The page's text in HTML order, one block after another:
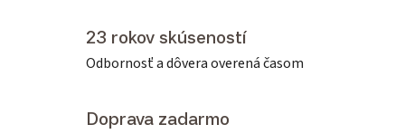
23 rokov skúseností
Odbornosť a dôvera overená časom
Doprava zadarmo